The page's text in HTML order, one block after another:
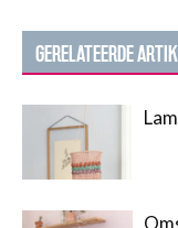
GERELATEERDE